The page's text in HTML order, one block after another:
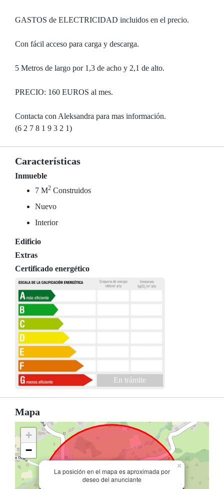
GASTOS de ELECTRICIDAD incluidos en el precio.
Con fácil acceso para carga y descarga.
5 Metros de largo por 1,3 de acho y 2,1 de alto.
PRECIO: 160 EUROS al mes.
Contacta con Aleksandra para mas información.
(6 2 7 8 1 9 3 2 1)
Características
Inmueble
7 M2 Construidos
Nuevo
Interior
Edificio
Extras
Certificado energético
En trámite
Mapa
La posición en el mapa es aproximada por
deseo del anunciante
×
+
−